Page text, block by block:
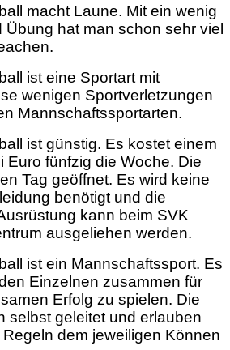
macht Laune. Mit ein wenig
Übung hat man schon sehr viel
ist eine Sportart mit
wenigen Sportverletzungen
Mannschaftssportarten.
ist günstig. Es kostet einem
Euro fünfzig die Woche. Die
Tag geöffnet. Es wird keine
benötigt und die
kann beim SVK
ausgeliehen werden.
ist ein Mannschaftssport. Es
Einzelnen zusammen für
Erfolg zu spielen. Die
selbst geleitet und erlauben
dem jeweiligen Können